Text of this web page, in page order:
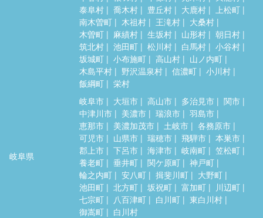
泰阜村
喬木村 豊丘村 大鹿村
上松町
南木曽町
木祖村 王滝村
大桑村
木曽町
麻績村 生坂村 山形村
朝日村
筑北村
池田町 松川村 白馬村
小谷村
坂城町
小布施町 高山村
山ノ内町
木島平村
野沢温泉村 信濃町
小川村
飯綱町
栄村
岐阜県
岐阜市 大垣市 高山市 多治見市
関市
中津川市
美濃市 瑞浪市
羽島市
恵那市
美濃加茂市 土岐市
各務原市
可児市
山県市 瑞穂市 飛騨市
本巣市
郡上市
下呂市 海津市 岐南町
笠松町
養老町
垂井町 関ケ原町
神戸町
輪之内町
安八町 揖斐川町
大野町
池田町
北方町 坂祝町 富加町
川辺町
七宗町
八百津町 白川町
東白川村
御嵩町
白川村